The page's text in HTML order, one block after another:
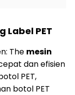
Label PET
The mesin
dan efisien
PET,
botol PET